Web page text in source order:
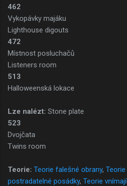
462
Vykopávky majáku
Lighthouse digouts
472
Místnost posluchačů
Listeners room
513
Halloweenská lokace
Lze nalézt: Stone plate
523
Dvojčata
Twins room
Teorie: Teorie falešné obrany,
postradatelné posádky, Teorie